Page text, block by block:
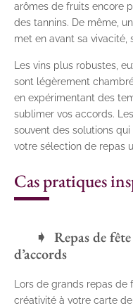
arômes de fruits encore
des tannins. De même,
met en avant sa vivacité,
Les vins plus robustes,
sont légèrement
en expérimentant des
sublimer vos accords.
souvent des solutions
votre sélection de repas
Cas pratiques
Repas de
d’accords
Lors de grands repas de
créativité à votre carte